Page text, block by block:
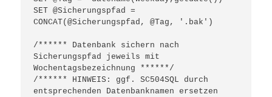
SET @Sicherungspfad =
CONCAT(@Sicherungspfad, @Tag, '.bak')
/****** Datenbank sichern nach
Sicherungspfad jeweils mit
Wochentagsbezeichnung ******/
/****** HINWEIS: ggf. SC504SQL durch
entsprechenden Datenbanknamen ersetzen